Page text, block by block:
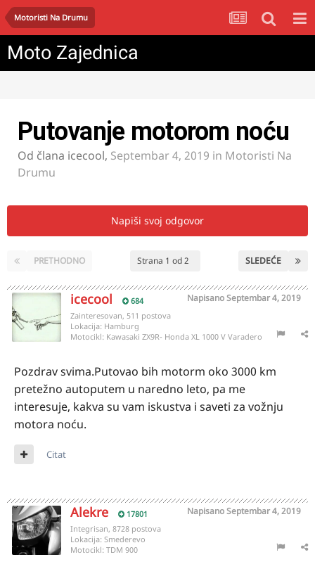
Motoristi Na Drumu
Moto Zajednica
Putovanje motorom noću
Od člana icecool, Septembar 4, 2019 in Motoristi Na
Drumu
Napiši svoj odgovor
PRETHODNO SLEDEĆE
Strana 1 od 2
icecool 684 NapisanoSeptembar 4, 2019
Zainteresovan, 511 postova
Lokacija: Hamburg
Motocikl: Kawasaki ZX9R- Honda XL 1000 V Varadero
Pozdrav svima.Putovao bih motorm oko 3000 km
pretežno autoputem u naredno leto, pa me
interesuje, kakva su vam iskustva i saveti za vožnju
motora noću.
Citat
Alekre 17801 NapisanoSeptembar 4, 2019
Integrisan, 8728 postova
Lokacija: Smederevo
Motocikl: TDM 900